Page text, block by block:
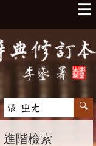
☰
進階檢索